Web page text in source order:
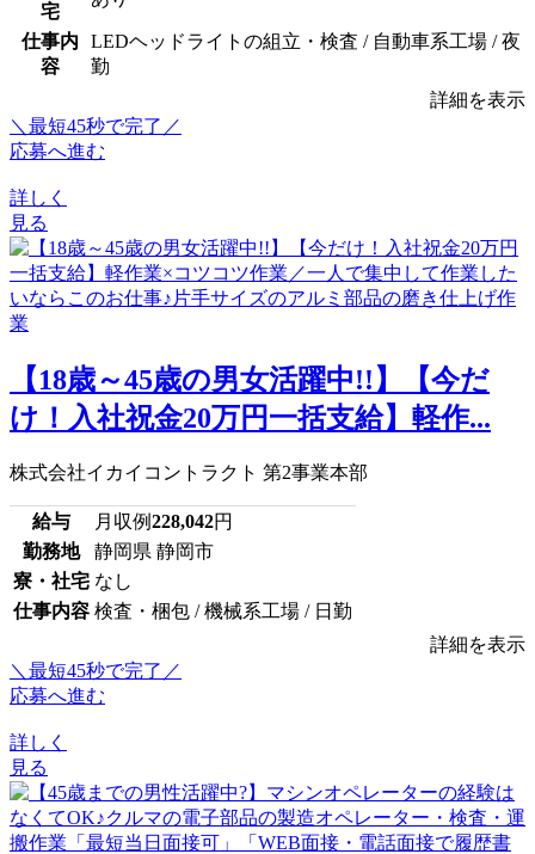
宅
仕事内
容
LEDヘッドライトの組立・検査 / 自動車系工場 / 夜
勤
詳細を表示
＼最短45秒で完了／
応募へ進む
詳しく
見る
【18歳～45歳の男女活躍中!!】【今だ
け！入社祝金20万円一括支給】軽作...
株式会社イカイコントラクト 第2事業本部
給与 月収例228,042円
勤務地
静岡県 静岡市
寮・社宅 なし
仕事内容 検査・梱包 / 機械系工場 / 日勤
詳細を表示
＼最短45秒で完了／
応募へ進む
詳しく
見る